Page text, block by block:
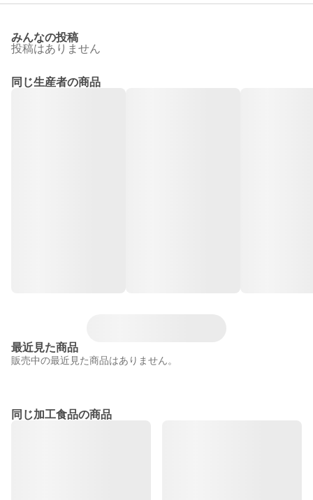
みんなの投稿
投稿はありません
同じ生産者の商品
最近見た商品
販売中の最近見た商品はありません。
同じ加工食品の商品